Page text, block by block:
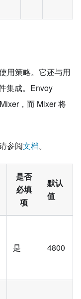
用策略。它还与用
集成。Envoy
，而 Mixer 将
参阅文档。
是否
必填
项
默认
值
是 4800